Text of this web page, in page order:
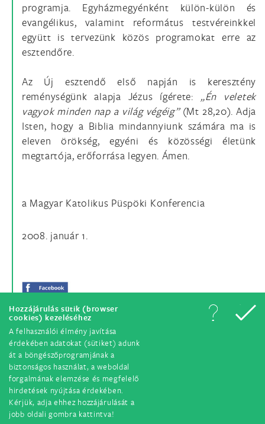
Hozzájárulás sütik (browser
cookies) kezeléséhez
A felhasználói élmény javítása
érdekében adatokat (sütiket) adunk
át a böngészőprogramjának a
biztonságos használat, a weboldal
forgalmának elemzése és megfelelő
hirdetések nyújtása érdekében.
Kérjük, adja ehhez hozzájárulását a
jobb oldali gombra kattintva!
programja. Egyházmegyénként külön-külön és
evangélikus, valamint református testvéreinkkel
együtt is tervezünk közös programokat erre az
esztendőre.
Az Új esztendő első napján is keresztény
reménységünk alapja Jézus ígérete: „Én veletek
vagyok minden nap a világ végéig” (Mt 28,20). Adja
Isten, hogy a Biblia mindannyiunk számára ma is
eleven örökség, egyéni és közösségi életünk
megtartója, erőforrása legyen. Ámen.
a Magyar Katolikus Püspöki Konferencia
2008. január 1.
© Minden jog fenntartva. 2018.